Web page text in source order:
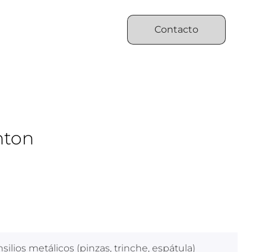
Contacto
metálicos (pinzas, trinche, espátula)